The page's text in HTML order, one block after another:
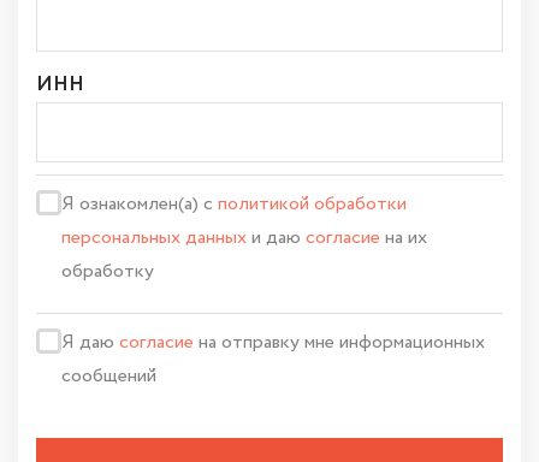
ИНН
Я ознакомлен(а) с политикой обработки
персональных данныхи даю согласие на их
обработку
Я даю согласие на отправку мне информационных
сообщений